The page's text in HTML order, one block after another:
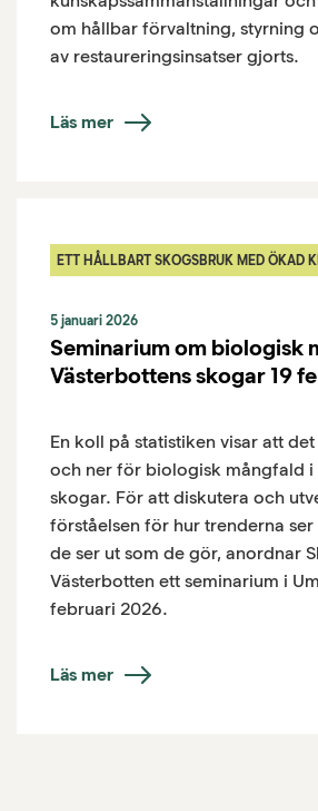
om hållbar förvaltning, styrning
av restaureringsinsatser gjorts.
Läs mer
ETT HÅLLBART SKOGSBRUK MED ÖKAD
5 januari 2026
Seminarium om biologisk
Västerbottens skogar 19
En koll på statistiken visar att
och ner för biologisk mångfald i
skogar. För att diskutera och
förståelsen för hur trenderna
de ser ut som de gör, anordnar
Västerbotten ett seminarium i
februari 2026.
Läs mer